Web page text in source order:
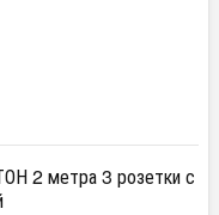
2 метра 3 розетки с